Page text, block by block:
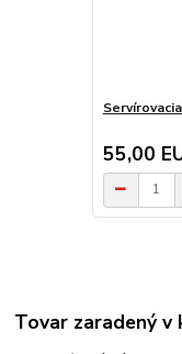
55,00
Tovar zaradený v